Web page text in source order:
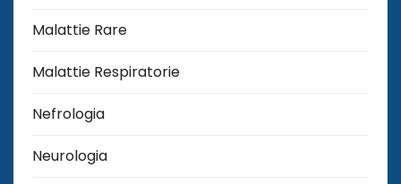
Malattie Rare
Malattie Respiratorie
Nefrologia
Neurologia